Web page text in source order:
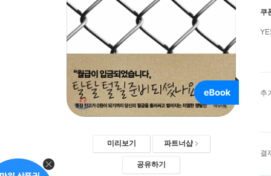
미리보기 파트너샵
공유하기
쿠
추
결